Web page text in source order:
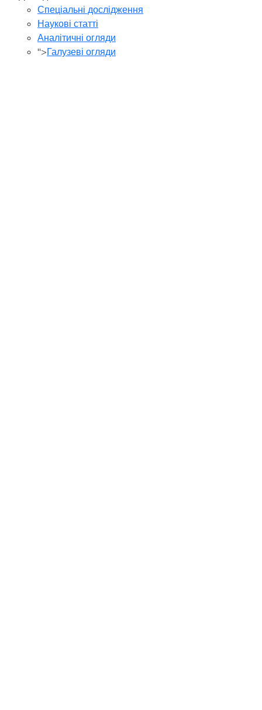
Спеціальні дослідження
Наукові статті
Аналітичні огляди
">Галузеві огляди